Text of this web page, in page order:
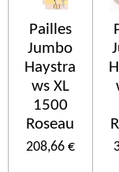
Pailles
Jumbo
Haystra
ws XL
1500
Roseau
208,66 €